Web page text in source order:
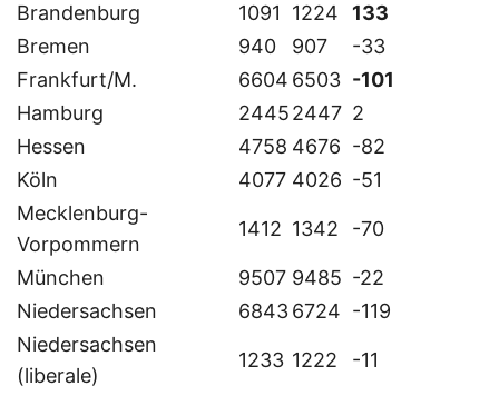
Brandenburg
1091 1224
133
Bremen
940 907
-33
Frankfurt/M.
6604 6503 -101
Hamburg
24452447 2
Hessen
4758 4676 -82
Köln
4077 4026 -51
Mecklenburg-
Vorpommern
1412 1342 -70
München 9507 9485 -22
Niedersachsen
68436724 -119
Niedersachsen
(liberale)
1233 1222 -11